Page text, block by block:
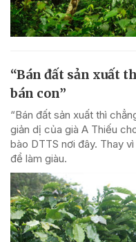
“Bán đất sản xuất
bán con”
“Bán đất sản xuất thì
giản dị của già A Thiếu
bào DTTS nơi đây. Thay
để làm giàu.